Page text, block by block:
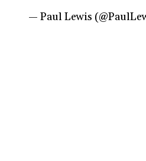
— Paul Lewis